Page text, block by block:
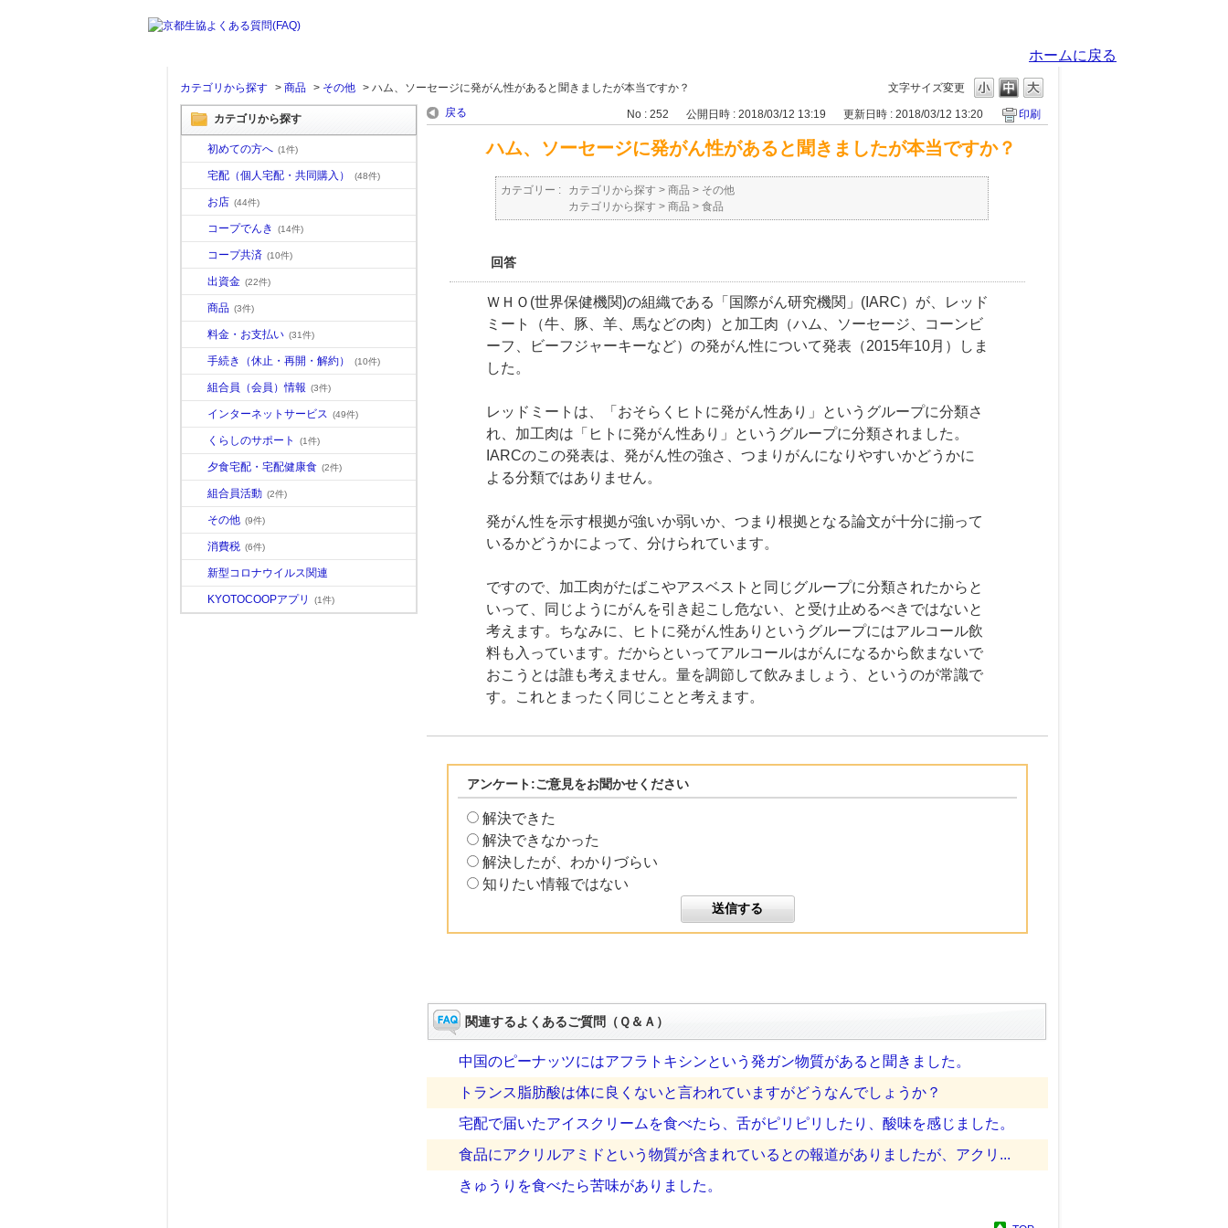
ホームに戻る
文字サイズ変更
カテゴリから探す > 商品 > その他 > ハム、ソーセージに発がん性があると聞きましたが本当ですか？
カテゴリから探す
初めての方へ (1件)
宅配（個人宅配・共同購入） (48件)
お店 (44件)
コープでんき (14件)
コープ共済 (10件)
出資金 (22件)
商品 (3件)
料金・お支払い (31件)
手続き（休止・再開・解約） (10件)
組合員（会員）情報 (3件)
インターネットサービス (49件)
くらしのサポート (1件)
夕食宅配・宅配健康食 (2件)
組合員活動 (2件)
その他 (9件)
消費税 (6件)
新型コロナウイルス関連
KYOTOCOOPアプリ (1件)
戻る No : 252 公開日時 : 2018/03/12 13:19 更新日時 : 2018/03/12 13:20 印刷
ハム、ソーセージに発がん性があると聞きましたが本当ですか？
カテゴリー : カテゴリから探す > 商品 > その他
カテゴリから探す > 商品 > 食品
回答
ＷＨＯ(世界保健機関)の組織である「国際がん研究機関」(IARC）が、レッド
ミート（牛、豚、羊、馬などの肉）と加工肉（ハム、ソーセージ、コーンビ
ーフ、ビーフジャーキーなど）の発がん性について発表（2015年10月）しま
した。
レッドミートは、「おそらくヒトに発がん性あり」というグループに分類さ
れ、加工肉は「ヒトに発がん性あり」というグループに分類されました。
IARCのこの発表は、発がん性の強さ、つまりがんになりやすいかどうかに
よる分類ではありません。
発がん性を示す根拠が強いか弱いか、つまり根拠となる論文が十分に揃って
いるかどうかによって、分けられています。
ですので、加工肉がたばこやアスベストと同じグループに分類されたからと
いって、同じようにがんを引き起こし危ない、と受け止めるべきではないと
考えます。ちなみに、ヒトに発がん性ありというグループにはアルコール飲
料も入っています。だからといってアルコールはがんになるから飲まないで
おこうとは誰も考えません。量を調節して飲みましょう、というのが常識で
す。これとまったく同じことと考えます。
アンケート:ご意見をお聞かせください
解決できた
解決できなかった
解決したが、わかりづらい
知りたい情報ではない
関連するよくあるご質問（Ｑ＆Ａ）
中国のピーナッツにはアフラトキシンという発ガン物質があると聞きました。
トランス脂肪酸は体に良くないと言われていますがどうなんでしょうか？
宅配で届いたアイスクリームを食べたら、舌がピリピリしたり、酸味を感じました。
食品にアクリルアミドという物質が含まれているとの報道がありましたが、アクリ...
きゅうりを食べたら苦味がありました。